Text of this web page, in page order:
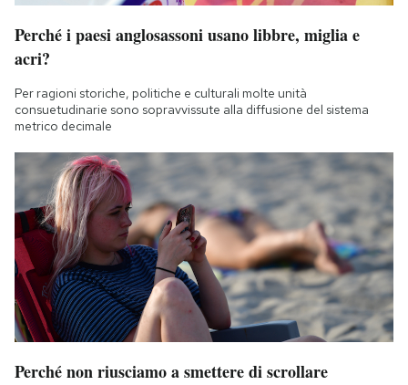
Perché i paesi anglosassoni usano libbre, miglia e
acri?
Per ragioni storiche, politiche e culturali molte unità
consuetudinarie sono sopravvissute alla diffusione del sistema
metrico decimale
Perché non riusciamo a smettere di scrollare